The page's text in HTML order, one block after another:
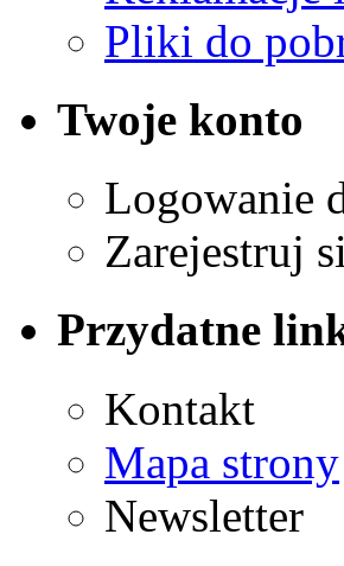
Pliki do
Twoje konto
Logowanie
Zarejestruj
Przydatne
Kontakt
Mapa strony
Newsletter